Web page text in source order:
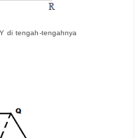
di tengah-tengahnya